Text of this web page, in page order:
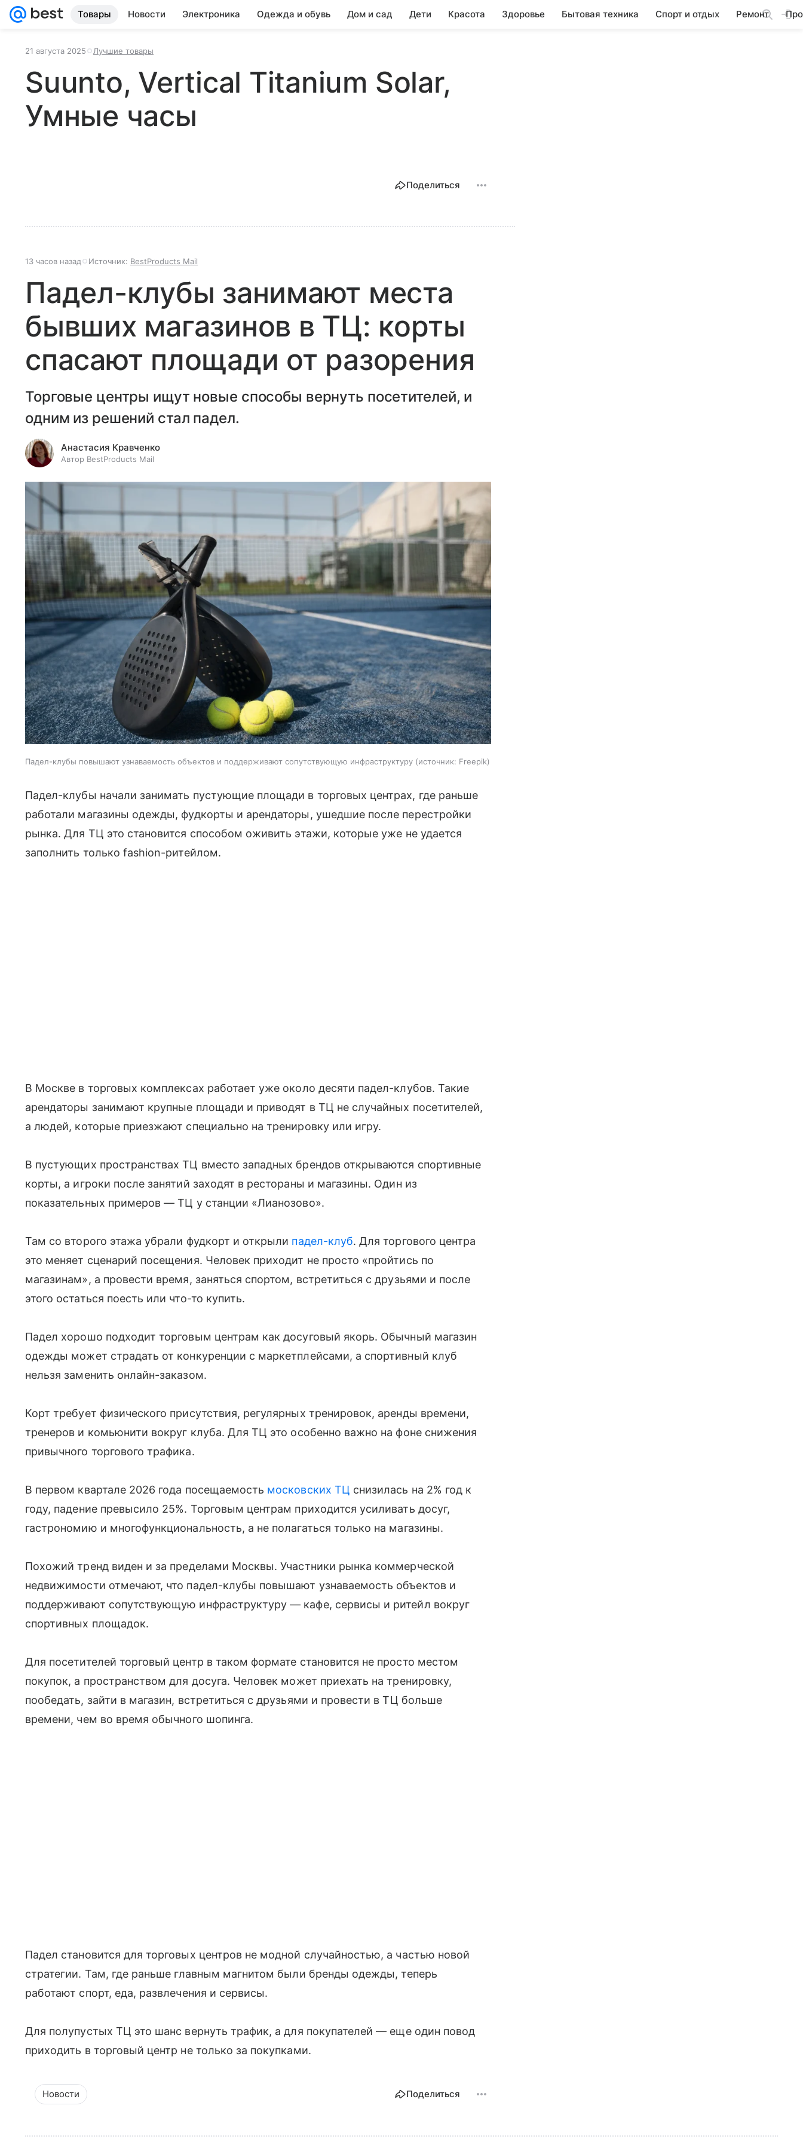
Товары Новости Электроника Одежда и обувь Дом и сад Дети Красота Здоровье Бытовая техника Спорт и отдых Ремонт
21 августа 2025 Лучшие товары
Suunto, Vertical Titanium Solar,
Умные часы
Поделиться
13 часов назад Источник: BestProducts Mail
Падел-клубы занимают места
бывших магазинов в ТЦ: корты
спасают площади от разорения
Торговые центры ищут новые способы вернуть посетителей, и
одним из решений стал падел.
Анастасия Кравченко
Автор BestProducts Mail
Падел-клубы повышают узнаваемость объектов и поддерживают сопутствующую инфраструктуру источник: Freepik
Падел-клубы начали занимать пустующие площади в торговых центрах, где раньше
работали магазины одежды, фудкорты и арендаторы, ушедшие после перестройки
рынка. Для ТЦ это становится способом оживить этажи, которые уже не удается
заполнить только fashion-ритейлом.
В Москве в торговых комплексах работает уже около десяти падел-клубов. Такие
арендаторы занимают крупные площади и приводят в ТЦ не случайных посетителей,
а людей, которые приезжают специально на тренировку или игру.
В пустующих пространствах ТЦ вместо западных брендов открываются спортивные
корты, а игроки после занятий заходят в рестораны и магазины. Один из
показательных примеров — ТЦ у станции «Лианозово».
Там со второго этажа убрали фудкорт и открыли падел-клуб. Для торгового центра
это меняет сценарий посещения. Человек приходит не просто «пройтись по
магазинам», а провести время, заняться спортом, встретиться с друзьями и после
этого остаться поесть или что-то купить.
Падел хорошо подходит торговым центрам как досуговый якорь. Обычный магазин
одежды может страдать от конкуренции с маркетплейсами, а спортивный клуб
нельзя заменить онлайн-заказом.
Корт требует физического присутствия, регулярных тренировок, аренды времени,
тренеров и комьюнити вокруг клуба. Для ТЦ это особенно важно на фоне снижения
привычного торгового трафика.
В первом квартале 2026 года посещаемость московских ТЦ снизилась на 2% год к
году, падение превысило 25%. Торговым центрам приходится усиливать досуг,
гастрономию и многофункциональность, а не полагаться только на магазины.
Похожий тренд виден и за пределами Москвы. Участники рынка коммерческой
недвижимости отмечают, что падел-клубы повышают узнаваемость объектов и
поддерживают сопутствующую инфраструктуру — кафе, сервисы и ритейл вокруг
спортивных площадок.
Для посетителей торговый центр в таком формате становится не просто местом
покупок, а пространством для досуга. Человек может приехать на тренировку,
пообедать, зайти в магазин, встретиться с друзьями и провести в ТЦ больше
времени, чем во время обычного шопинга.
Падел становится для торговых центров не модной случайностью, а частью новой
стратегии. Там, где раньше главным магнитом были бренды одежды, теперь
работают спорт, еда, развлечения и сервисы.
Для полупустых ТЦ это шанс вернуть трафик, а для покупателей — еще один повод
приходить в торговый центр не только за покупками.
Новости Поделиться